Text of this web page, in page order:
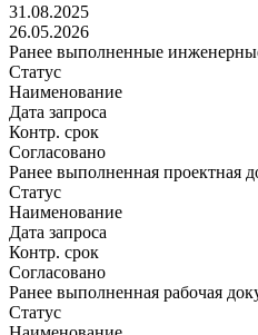
31.08.2025
26.05.2026
Ранее выполненные
Статус
Наименование
Дата запроса
Контр. срок
Согласовано
Ранее выполненная проектная
Статус
Наименование
Дата запроса
Контр. срок
Согласовано
Ранее выполненная рабочая
Статус